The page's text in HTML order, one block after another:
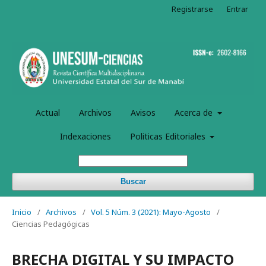
Actual Archivos Avisos Acerca de
Indexaciones Politicas Editoriales
Buscar
Registrarse Entrar
Inicio / Archivos / Vol. 5 Núm. 3 (2021): Mayo-Agosto
/
Ciencias Pedagógicas
BRECHA DIGITAL Y SU IMPACTO